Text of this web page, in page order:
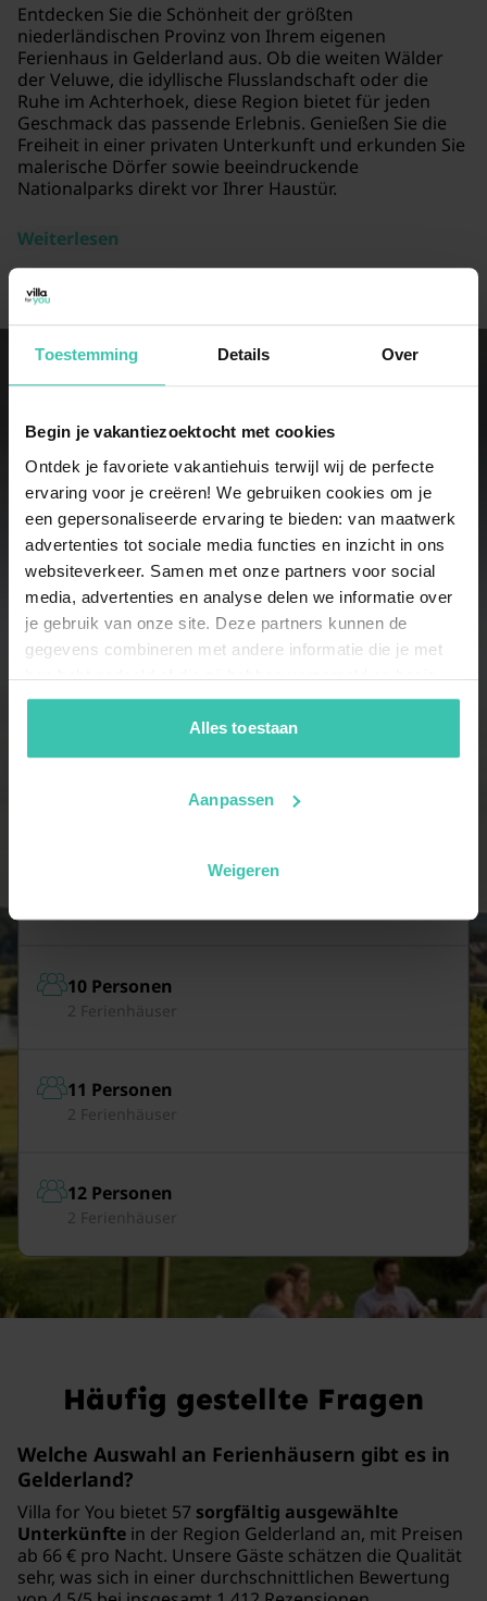
Toestemming Details Over
Begin je vakantiezoektocht met cookies
Ontdek je favoriete vakantiehuis terwijl wij de perfecte
ervaring voor je creëren! We gebruiken cookies om je
een gepersonaliseerde ervaring te bieden: van maatwerk
advertenties tot sociale media functies en inzicht in ons
websiteverkeer. Samen met onze partners voor social
media, advertenties en analyse delen we informatie over
je gebruik van onze site. Deze partners kunnen de
gegevens combineren met andere informatie die je met
hen hebt gedeeld of die zij hebben verzameld op basis
van je gebruik van hun diensten. Zo zorgen we ervoor dat
jouw vakantiezoektocht soepel en op maat verloopt!
Alles toestaan
Aanpassen
Weigeren
Entdecken Sie die Schönheit der größten
niederländischen Provinz von Ihrem eigenen
Ferienhaus in Gelderland aus. Ob die weiten Wälder
der Veluwe, die idyllische Flusslandschaft oder die
Ruhe im Achterhoek, diese Region bietet für jeden
Geschmack das passende Erlebnis. Genießen Sie die
Freiheit in einer privaten Unterkunft und erkunden Sie
malerische Dörfer sowie beeindruckende
Nationalparks direkt vor Ihrer Haustür.
Weiterlesen
beliebtesten Gruppenhäuser in
Gelderland
6 Personen
5 Ferienhäuser
7 Personen
4 Ferienhäuser
10 Personen
2 Ferienhäuser
11 Personen
2 Ferienhäuser
12 Personen
2 Ferienhäuser
Häufig gestellte Fragen
Welche Auswahl an Ferienhäusern gibt es in
Gelderland?
Villa for You bietet 57 sorgfältig ausgewählte
Unterkünfte in der Region Gelderland an, mit Preisen
ab 66 € pro Nacht. Unsere Gäste schätzen die Qualität
sehr, was sich in einer durchschnittlichen Bewertung